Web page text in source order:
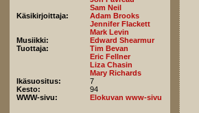
Sam Neil
Käsikirjoittaja:
Adam Brooks
Jennifer Flackett
Mark Levin
Musiikki:
Edward Shearmur
Tuottaja:
Tim Bevan
Eric Fellner
Liza Chasin
Mary Richards
Ikäsuositus:
7
Kesto:
94
WWW-sivu:
Elokuvan www-sivu